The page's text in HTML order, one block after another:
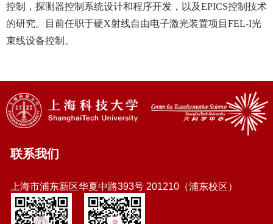
控制，探测器控制系统设计和程序开发，以及EPICS控制技术
的研究。目前任职于硬X射线自由电子激光装置项目FEL-I光
束线设备控制。
联系我们
上海市浦东新区华夏中路393号 201210（浦东校区）